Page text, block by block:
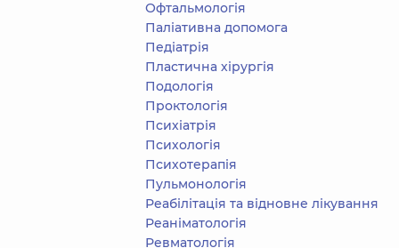
Офтальмологія
Паліативна допомога
Педіатрія
Пластична хірургія
Подологiя
Проктологія
Психіатрія
Психологія
Психотерапія
Пульмонологія
Реабілітація та відновне лікування
Реаніматологія
Ревматологія